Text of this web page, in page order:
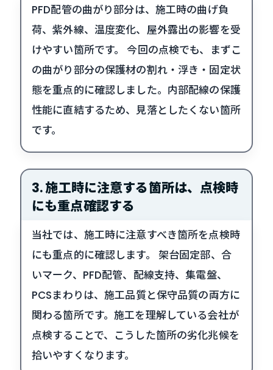
PFD配管の曲がり部分は、施工時の曲げ負
荷、紫外線、温度変化、屋外露出の影響を受
けやすい箇所です。 今回の点検でも、まずこ
の曲がり部分の保護材の割れ・浮き・固定状
態を重点的に確認しました。内部配線の保護
性能に直結するため、見落としたくない箇所
です。
3. 施工時に注意する箇所は、点検時
にも重点確認する
当社では、施工時に注意すべき箇所を点検時
にも重点的に確認します。 架台固定部、合
いマーク、PFD配管、配線支持、集電盤、
PCSまわりは、施工品質と保守品質の両方に
関わる箇所です。施工を理解している会社が
点検することで、こうした箇所の劣化兆候を
拾いやすくなります。